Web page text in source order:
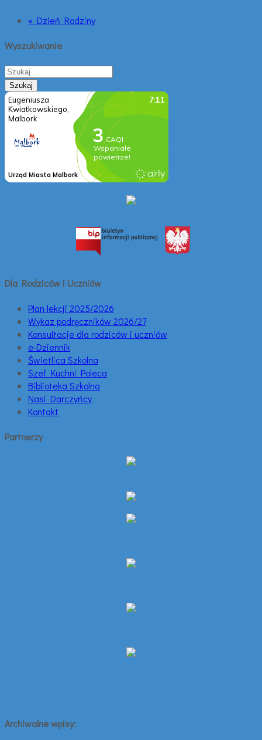
« Dzień Rodziny
Wyszukiwanie
Dla Rodziców i Uczniów
Plan lekcji 2025/2026
Wykaz podręczników 2026/27
Konsultacje dla rodziców i uczniów
e-Dziennik
Świetlica Szkolna
Szef Kuchni Poleca
Biblioteka Szkolna
Nasi Darczyńcy
Kontakt
Partnerzy
Archiwalne wpisy: